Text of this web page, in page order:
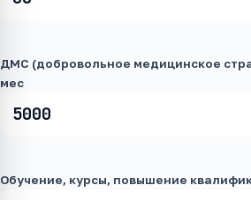
ДМС (добровольное медицинское
мес
Обучение, курсы, повышение